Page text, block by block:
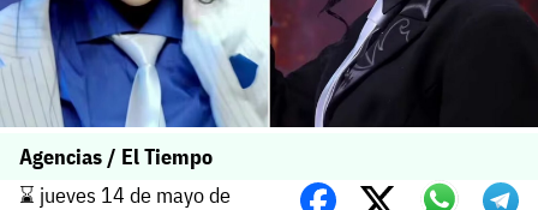
Agencias / El Tiempo
⌛️ jueves 14 de mayo de